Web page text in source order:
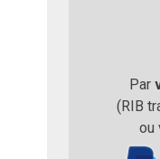
Par
(RIB
ou